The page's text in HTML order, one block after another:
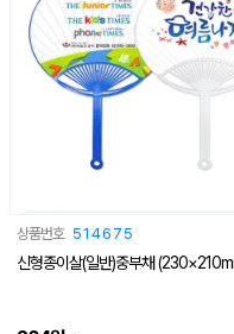
상품번호 514675
신형종이살(일반)중부채